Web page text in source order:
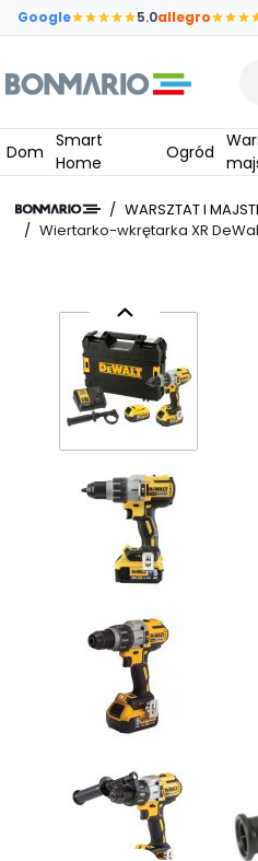
Przejdź do głównej zawartości strony
Google 5.0allegro
Dom
Smart
Home
Ogród
Warsztat i
/ WARSZTAT I
/ Wiertarko-wkrętarka XR